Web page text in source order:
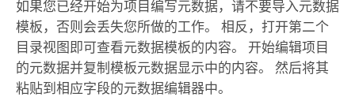
如果您已经开始为项目编写元数据，请不要导入元数据
模板，否则会丢失您所做的工作。 相反，打开第二个
目录视图即可查看元数据模板的内容。 开始编辑项目
的元数据并复制模板元数据显示中的内容。 然后将其
粘贴到相应字段的元数据编辑器中。